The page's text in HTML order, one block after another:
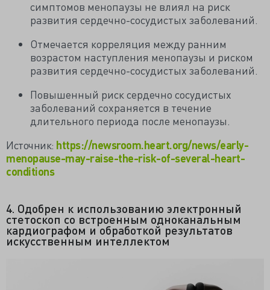
симптомов менопаузы не влиял на риск
развития сердечно-сосудистых заболеваний.
Отмечается корреляция между ранним
возрастом наступления менопаузы и риском
развития сердечно-сосудистых заболеваний.
Повышенный риск сердечно сосудистых
заболеваний сохраняется в течение
длительного периода после менопаузы.
Источник: https://newsroom.heart.org/news/early-
menopause-may-raise-the-risk-of-several-heart-
conditions
4. Одобрен к использованию электронный
стетоскоп со встроенным одноканальным
кардиографом и обработкой результатов
искусственным интеллектом